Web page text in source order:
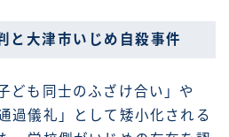
と大津市いじめ自殺事件
ども同士のふざけ合い」や
過儀礼」として矮小化される